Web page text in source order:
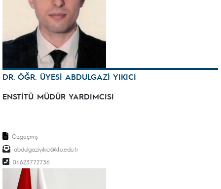
DR. ÖĞR. ÜYESİ ABDULGAZİ YIKICI
ENSTİTÜ MÜDÜR YARDIMCISI
Özgeçmiş
abdulgaziyikici@ktu.edu.tr
04623772736